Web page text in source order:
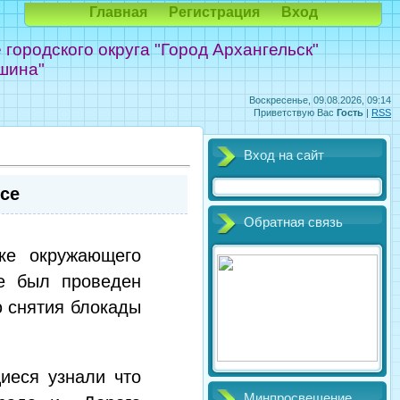
Воскресенье, 09.08.2026, 09:14
Приветствую Вас Гость | RSS
округа "Город Архангельск"
Главная Регистрация Вход
окружающего
был проведен
блокады
узнали что
Вход на сайт
Обратная связь